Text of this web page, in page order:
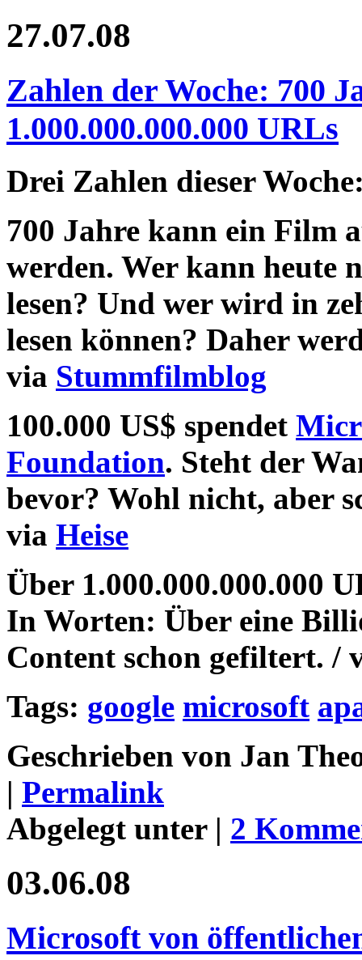
27.07.08
Zahlen der Woche: 700
1.000.000.000.000 URLs
Drei Zahlen dieser
700 Jahre kann ein Film
werden. Wer kann heute
lesen? Und wer wird in
lesen können? Daher
via Stummfilmblog
100.000 US$ spendet
Foundation. Steht der
bevor? Wohl nicht, aber
via Heise
Über 1.000.000.000.000
In Worten: Über eine
Content schon gefiltert. /
Tags: google microsoft
Geschrieben von Jan
| Permalink
Abgelegt unter | 2
03.06.08
Microsoft von